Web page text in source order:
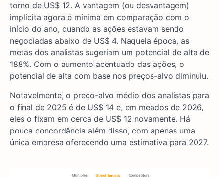
torno de US$ 12. A vantagem (ou desvantagem)
implícita agora é mínima em comparação com o
início do ano, quando as ações estavam sendo
negociadas abaixo de US$ 4. Naquela época, as
metas dos analistas sugeriam um potencial de alta de
188%. Com o aumento acentuado das ações, o
potencial de alta com base nos preços-alvo diminuiu.
Notavelmente, o preço-alvo médio dos analistas para
o final de 2025 é de US$ 14 e, em meados de 2026,
eles o fixam em cerca de US$ 12 novamente. Há
pouca concordância além disso, com apenas uma
única empresa oferecendo uma estimativa para 2027.